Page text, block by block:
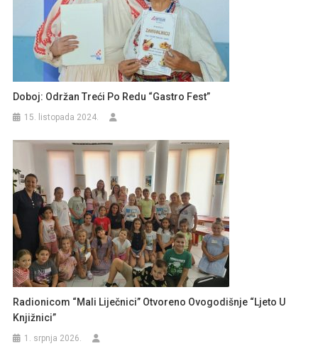
Doboj: Održan Treći Po Redu “Gastro Fest”
15. listopada 2024.
Radionicom “Mali Liječnici” Otvoreno Ovogodišnje “Ljeto U
Knjižnici”
1. srpnja 2026.